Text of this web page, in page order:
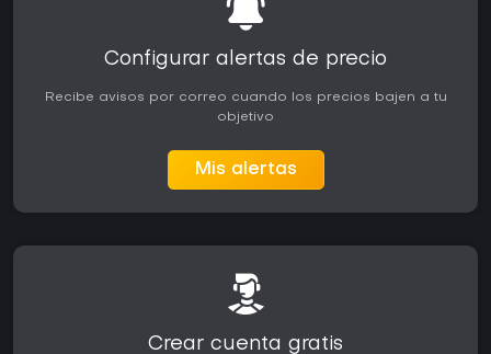
Configurar alertas de precio
Recibe avisos por correo cuando los precios bajen a tu
objetivo
Mis alertas
Crear cuenta gratis